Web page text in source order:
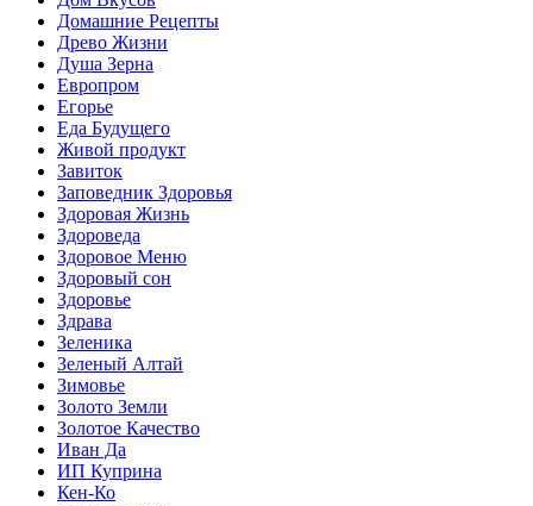
Домашние Рецепты
Древо Жизни
Душа Зерна
Европром
Егорье
Еда Будущего
Живой продукт
Завиток
Заповедник Здоровья
Здоровая Жизнь
Здороведа
Здоровое Меню
Здоровый сон
Здоровье
Здрава
Зеленика
Зеленый Алтай
Зимовье
Золото Земли
Золотое Качество
Иван Да
ИП Куприна
Кен-Ко